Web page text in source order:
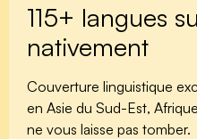
115+ langues
nativement
Couverture linguistique
en Asie du Sud-Est,
ne vous laisse pas tomber.